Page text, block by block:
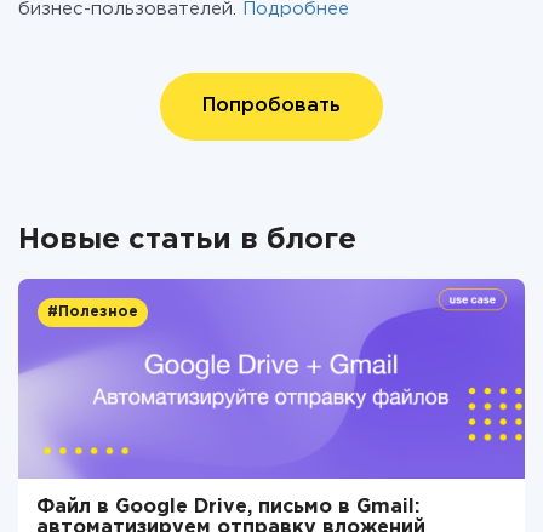
бизнес-пользователей.
Подробнее
Попробовать
Новые статьи в блоге
#Полезное
Файл в Google Drive, письмо в Gmail:
автоматизируем отправку вложений